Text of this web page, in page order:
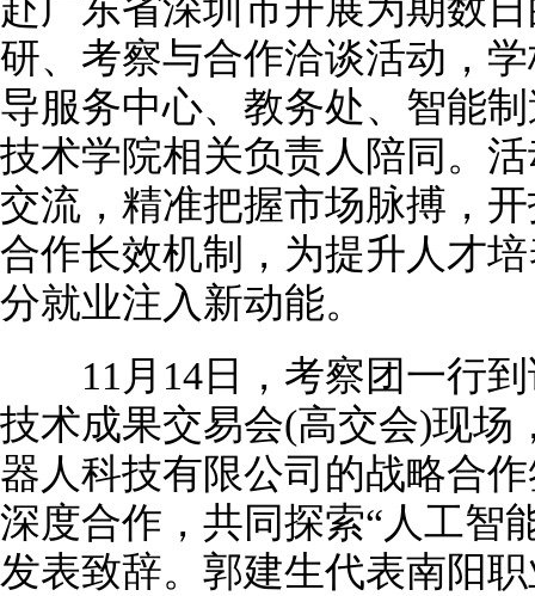
研、考察与合作洽谈活动，
导服务中心、教务处、智能
技术学院相关负责人陪同。
交流，精准把握市场脉搏，
合作长效机制，为提升人才
分就业注入新动能。
11月14日，考察团一行到
技术成果交易会(高交会)现场
器人科技有限公司的战略合
深度合作，共同探索“人工智
发表致辞。郭建生代表南阳